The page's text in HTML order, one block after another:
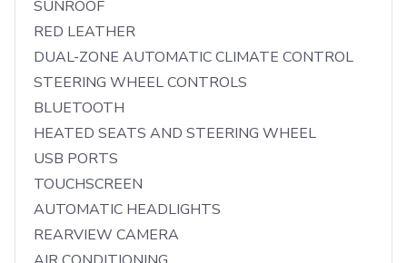
SUNROOF
RED LEATHER
DUAL-ZONE AUTOMATIC CLIMATE CONTROL
STEERING WHEEL CONTROLS
BLUETOOTH
HEATED SEATS AND STEERING WHEEL
USB PORTS
TOUCHSCREEN
AUTOMATIC HEADLIGHTS
REARVIEW CAMERA